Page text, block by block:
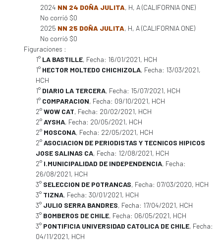
2024 NN 24 DOÑA JULITA, H, A (CALIFORNIA ONE)
No corrió $0
2025 NN 25 DOÑA JULITA, H, A (CALIFORNIA ONE)
No corrió $0
Figuraciones :
1° LA BASTILLE, Fecha: 16/01/2021, HCH
1° HECTOR MOLTEDO CHICHIZOLA, Fecha: 13/03/2021,
HCH
1° DIARIO LA TERCERA, Fecha: 15/07/2021, HCH
1° COMPARACION, Fecha: 09/10/2021, HCH
2°WOW CAT, Fecha: 20/02/2021, HCH
2°AYSHA, Fecha: 20/05/2021, HCH
2° MOSCONA, Fecha: 22/05/2021, HCH
2°ASOCIACION DE PERIODISTAS Y TECNICOS HIPICOS
JOSE SALINAS CA, Fecha: 12/08/2021, HCH
2° I.MUNICIPALIDAD DE INDEPENDENCIA, Fecha:
26/08/2021, HCH
3° SELECCION DE POTRANCAS, Fecha: 07/03/2020, HCH
3° TIZNA, Fecha: 30/01/2021, HCH
3° JULIO SERRA BANDRES, Fecha: 17/04/2021, HCH
3° BOMBEROS DE CHILE, Fecha: 06/05/2021, HCH
3° PONTIFICIA UNIVERSIDAD CATOLICA DE CHILE, Fecha:
04/11/2021, HCH